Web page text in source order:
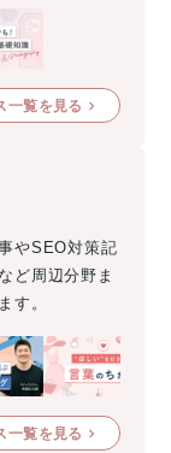
一覧を見る
やSEO対策記
ど周辺分野ま
す。
一覧を見る